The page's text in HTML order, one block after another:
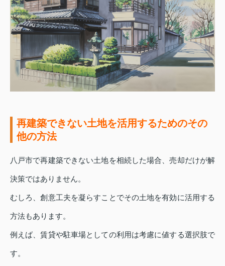
再建築できない土地を活用するためのその
他の方法
八戸市で再建築できない土地を相続した場合、売却だけが解
決策ではありません。
むしろ、創意工夫を凝らすことでその土地を有効に活用する
方法もあります。
例えば、賃貸や駐車場としての利用は考慮に値する選択肢で
す。